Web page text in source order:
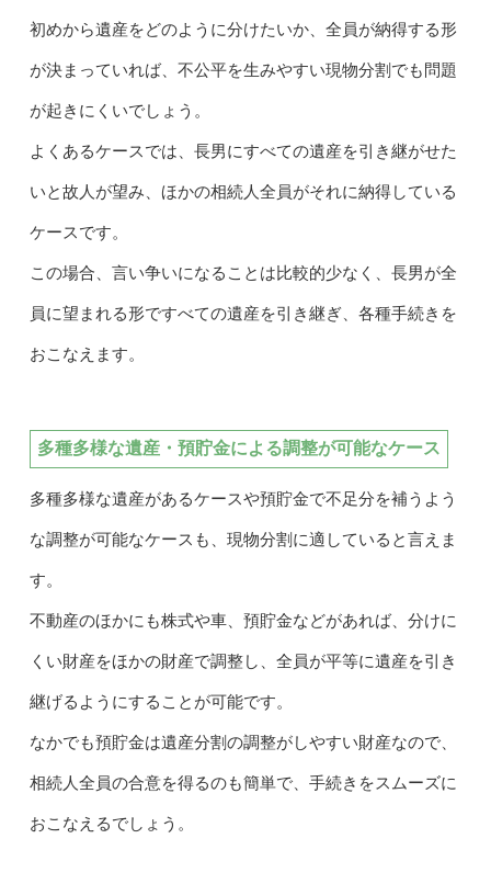
初めから遺産をどのように分けたいか、全員が納得する形
が決まっていれば、不公平を生みやすい現物分割でも問題
が起きにくいでしょう。
よくあるケースでは、長男にすべての遺産を引き継がせた
いと故人が望み、ほかの相続人全員がそれに納得している
ケースです。
この場合、言い争いになることは比較的少なく、長男が全
員に望まれる形ですべての遺産を引き継ぎ、各種手続きを
おこなえます。
多種多様な遺産・預貯金による調整が可能なケース
多種多様な遺産があるケースや預貯金で不足分を補うよう
な調整が可能なケースも、現物分割に適していると言えま
す。
不動産のほかにも株式や車、預貯金などがあれば、分けに
くい財産をほかの財産で調整し、全員が平等に遺産を引き
継げるようにすることが可能です。
なかでも預貯金は遺産分割の調整がしやすい財産なので、
相続人全員の合意を得るのも簡単で、手続きをスムーズに
おこなえるでしょう。